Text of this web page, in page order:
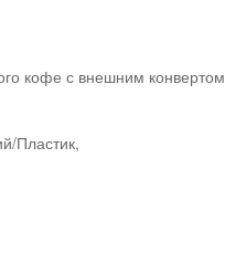
кофе с внешним конвертом
Пластик,